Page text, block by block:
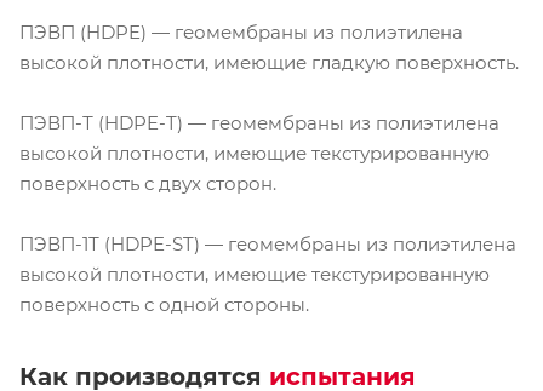
ПЭВП (HDPE) — геомембраны из полиэтилена
высокой плотности, имеющие гладкую поверхность.
ПЭВП-Т (HDPE-T) — геомембраны из полиэтилена
высокой плотности, имеющие текстурированную
поверхность с двух сторон.
ПЭВП-1Т (HDPE-ST) — геомембраны из полиэтилена
высокой плотности, имеющие текстурированную
поверхность с одной стороны.
Как производятся испытания